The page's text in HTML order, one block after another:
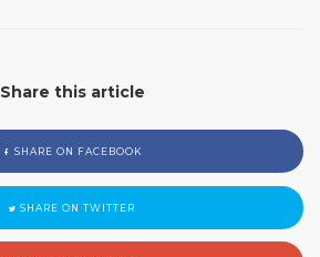
Share this article
SHARE ON FACEBOOK
SHARE ON TWITTER